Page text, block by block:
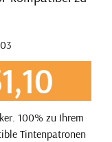
100% zu Ihrem
Tintenpatronen